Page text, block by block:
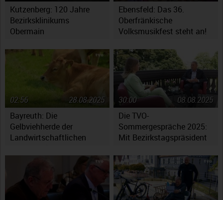
Kutzenberg: 120 Jahre
Bezirksklinikums
Obermain
Ebensfeld: Das 36.
Oberfränkische
Volksmusikfest steht an!
Bayreuth: Die
Gelbviehherde der
Landwirtschaftlichen
28.08.2025
02:56
Die TVO-
Sommergespräche 2025:
Mit Bezirkstagspräsident
08.08.2025
30:00